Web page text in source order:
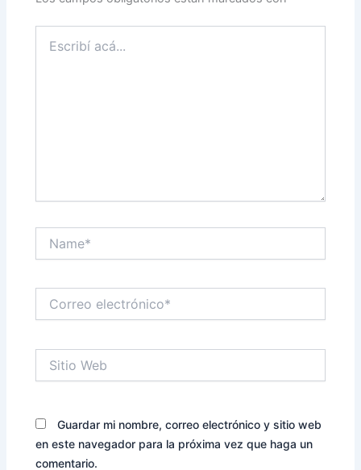
acá...
electrónico*
Web
Guardar mi nombre, correo electrónico y sitio web
en este navegador para la próxima vez que haga un
comentario.